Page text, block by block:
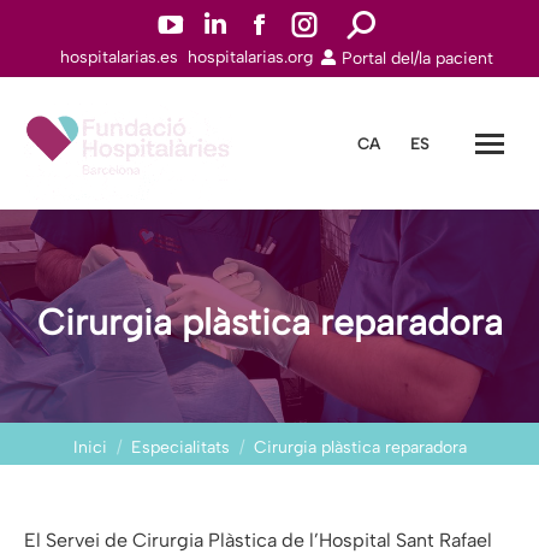
YouTube
page
in
window
Linkedin
page
window
Facebook
page
window
Instagram
page
window
Search:
hospitalarias.es hospitalarias.org Portal del/la pacient
CA ES
Cirurgia plàstica reparadora
You are here:
Inici Especialitats Cirurgia plàstica reparadora
El Servei de Cirurgia Plàstica de l’Hospital Sant Rafael